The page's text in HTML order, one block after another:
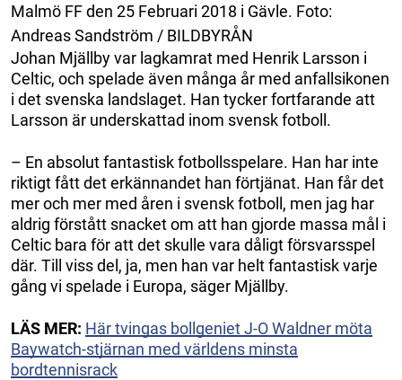
Malmö FF den 25 Februari 2018 i Gävle. Foto:
Andreas Sandström / BILDBYRÅN
Johan Mjällby var lagkamrat med Henrik Larsson i
Celtic, och spelade även många år med anfallsikonen
i det svenska landslaget. Han tycker fortfarande att
Larsson är underskattad inom svensk fotboll.
– En absolut fantastisk fotbollsspelare. Han har inte
riktigt fått det erkännandet han förtjänat. Han får det
mer och mer med åren i svensk fotboll, men jag har
aldrig förstått snacket om att han gjorde massa mål i
Celtic bara för att det skulle vara dåligt försvarsspel
där. Till viss del, ja, men han var helt fantastisk varje
gång vi spelade i Europa, säger Mjällby.
LÄS MER: Här tvingas bollgeniet J-O Waldner möta
Baywatch-stjärnan med världens minsta
bordtennisrack